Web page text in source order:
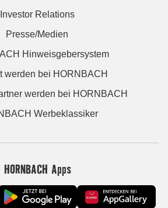
Investor Relations
Presse/Medien
Hinweisgebersystem
werden bei HORNBACH
werden bei HORNBACH
Werbeklassiker
HORNBACH Apps